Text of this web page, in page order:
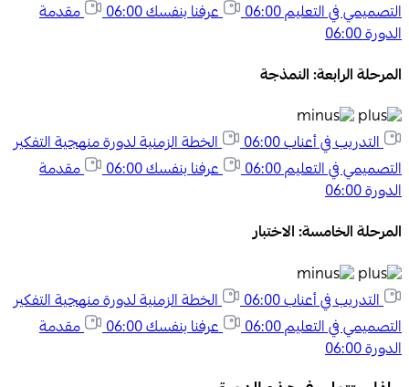
التصميمي في التعليم06:00 عرفنا بنفسك06:00
مقدمة
الدورة06:00
المرحلة الرابعة: النمذجة
التدريب في أعناب06:00
الخطة الزمنية لدورة منهجية التفكير
التصميمي في التعليم06:00 عرفنا بنفسك06:00
مقدمة
الدورة06:00
المرحلة الخامسة: الاختبار
التدريب في أعناب06:00
الخطة الزمنية لدورة منهجية التفكير
التصميمي في التعليم06:00 عرفنا بنفسك06:00
مقدمة
الدورة06:00